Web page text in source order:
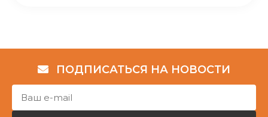
ПОДПИСАТЬСЯ НА НОВОСТИ